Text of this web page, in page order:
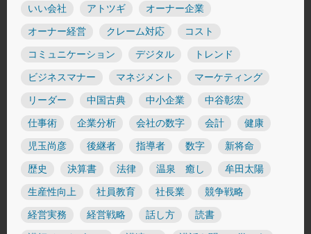
いい会社 アトツギ オーナー企業
オーナー経営 クレーム対応 コスト
コミュニケーション デジタル トレンド
ビジネスマナー マネジメント マーケティング
リーダー 中国古典 中小企業 中谷彰宏
仕事術 企業分析 会社の数字 会計 健康
児玉尚彦 後継者 指導者 数字 新将命
歴史 決算書 法律 温泉 癒し 牟田太陽
生産性向上 社員教育 社長業 競争戦略
経営実務 経営戦略 話し方 読書